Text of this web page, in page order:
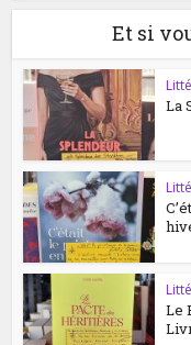
Et si
La
Le